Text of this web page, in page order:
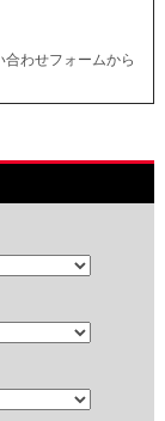
合わせフォームから